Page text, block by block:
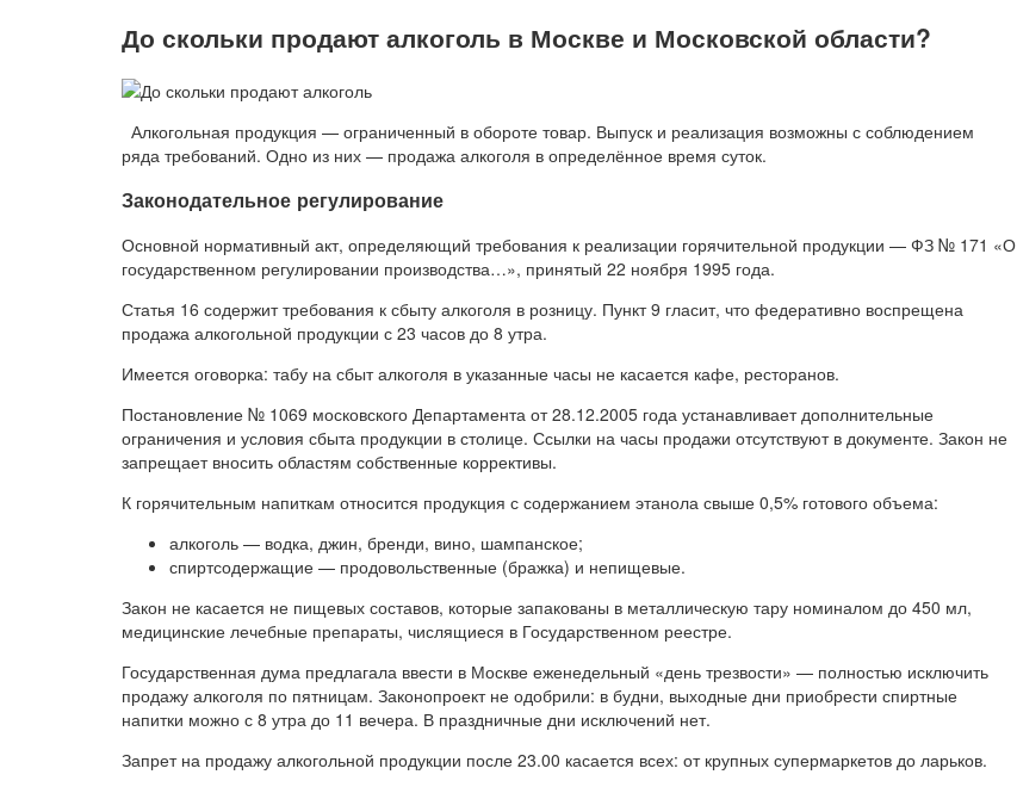
До скольки продают алкоголь в Москве и Московской области?
Алкогольная продукция — ограниченный в обороте товар. Выпуск и реализация возможны с соблюдением
ряда требований. Одно из них — продажа алкоголя в определённое время суток.
Законодательное регулирование
Основной нормативный акт, определяющий требования к реализации горячительной продукции — ФЗ № 171 «О
государственном регулировании производства…», принятый 22 ноября 1995 года.
Статья 16 содержит требования к сбыту алкоголя в розницу. Пункт 9 гласит, что федеративно воспрещена
продажа алкогольной продукции с 23 часов до 8 утра.
Имеется оговорка: табу на сбыт алкоголя в указанные часы не касается кафе, ресторанов.
Постановление № 1069 московского Департамента от 28.12.2005 года устанавливает дополнительные
ограничения и условия сбыта продукции в столице. Ссылки на часы продажи отсутствуют в документе. Закон не
запрещает вносить областям собственные коррективы.
К горячительным напиткам относится продукция с содержанием этанола свыше 0,5% готового объема:
алкоголь — водка, джин, бренди, вино, шампанское;
спиртсодержащие — продовольственные (бражка) и непищевые.
Закон не касается не пищевых составов, которые запакованы в металлическую тару номиналом до 450 мл,
медицинские лечебные препараты, числящиеся в Государственном реестре.
Государственная дума предлагала ввести в Москве еженедельный «день трезвости» — полностью исключить
продажу алкоголя по пятницам. Законопроект не одобрили: в будни, выходные дни приобрести спиртные
напитки можно с 8 утра до 11 вечера. В праздничные дни исключений нет.
Запрет на продажу алкогольной продукции после 23.00 касается всех: от крупных супермаркетов до ларьков.